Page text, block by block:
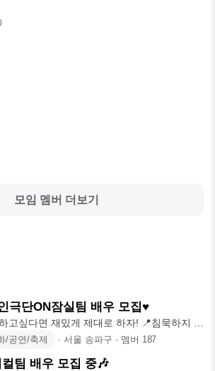
모임 멤버 더보기
극단ON잠실팀 배우 모집♥️
싶다면 재밌게 제대로 하자! 📍침묵하지 않
찾습니다
/공연/축제 ∙ 서울 송파구 ∙ 멤버 187
팀 배우 모집 중🎶